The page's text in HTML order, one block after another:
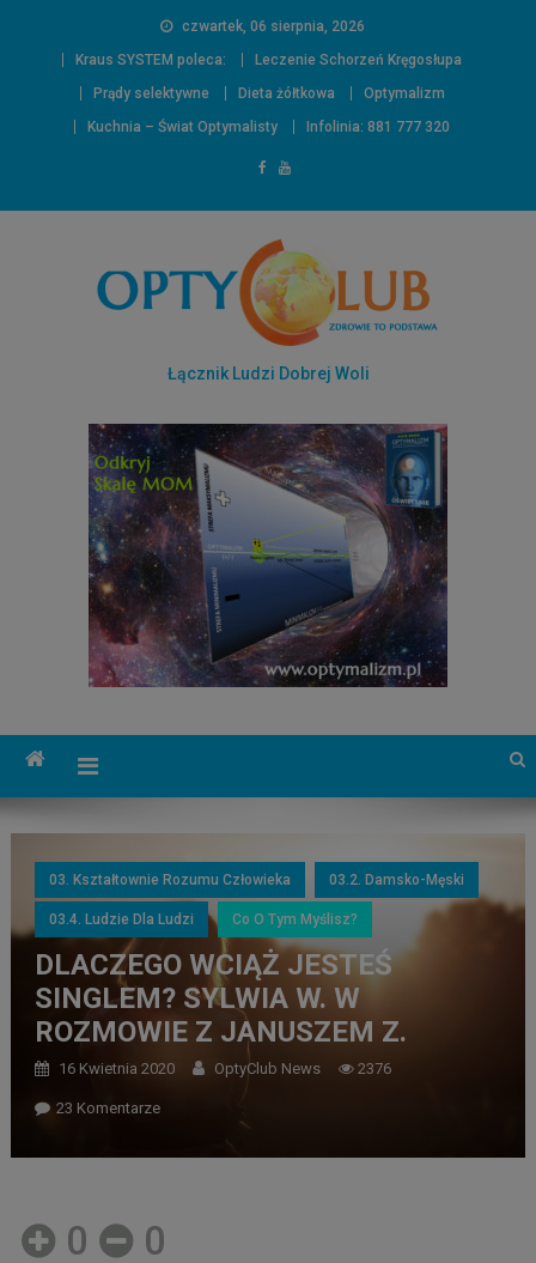
czwartek, 06 sierpnia, 2026
Kraus SYSTEM poleca:
Leczenie Schorzeń Kręgosłupa
Prądy selektywne
Dieta żółtkowa
Optymalizm
Kuchnia – Świat Optymalisty
Infolinia: 881 777 320
Łącznik Ludzi Dobrej Woli
03. Kształtownie Rozumu Człowieka 03.2. Damsko-Męski
03.4. Ludzie Dla Ludzi Co O Tym Myślisz?
DLACZEGO WCIĄŻ JESTEŚ
SINGLEM? SYLWIA W. W
ROZMOWIE Z JANUSZEM Z.
16 Kwietnia 2020 OptyClub News 2376
23 KomentarzeDo
Singlem?
0 0